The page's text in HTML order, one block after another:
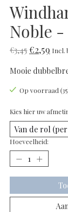
Noble -
€3,45€2,59 Incl.
Mooie
Op voorraad
Kies hier uw
Hoeveelheid: